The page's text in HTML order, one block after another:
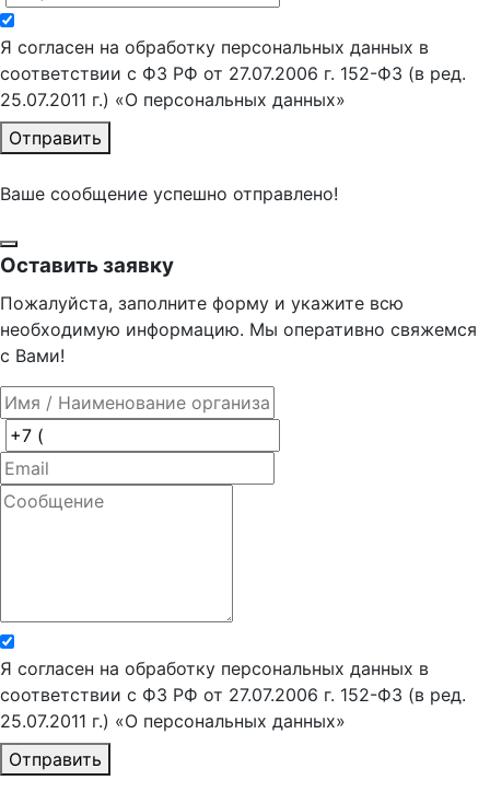
Я согласен на обработку персональных данных в
соответствии с ФЗ РФ от 27.07.2006 г. 152-ФЗ (в ред.
25.07.2011 г.) «О персональных данных»
Отправить
Ваше сообщение успешно отправлено!
Оставить заявку
Пожалуйста, заполните форму и укажите всю
необходимую информацию. Мы оперативно свяжемся
с Вами!
Я согласен на обработку персональных данных в
соответствии с ФЗ РФ от 27.07.2006 г. 152-ФЗ (в ред.
25.07.2011 г.) «О персональных данных»
Отправить